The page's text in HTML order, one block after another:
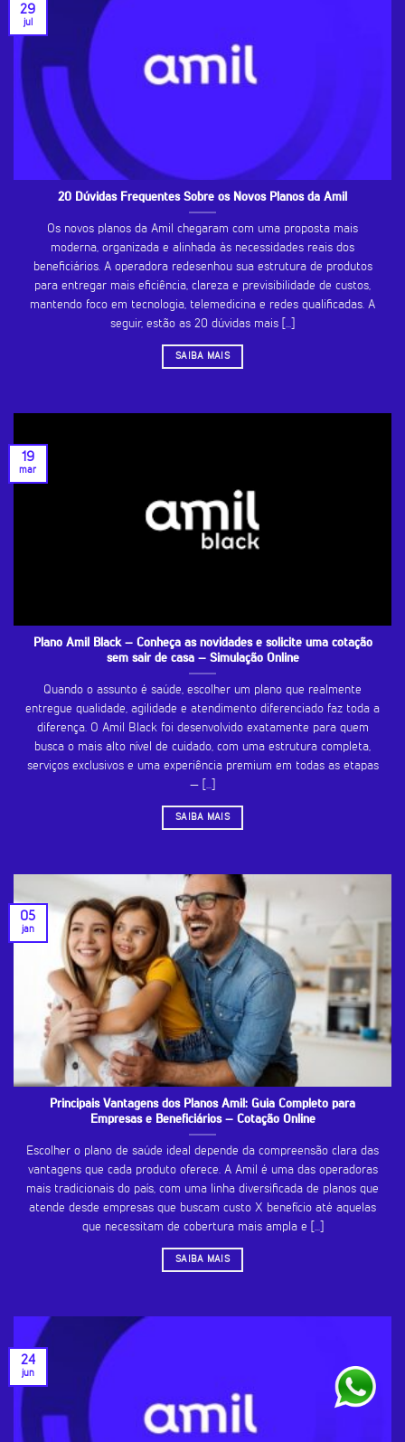
20 Dúvidas Frequentes Sobre os Novos Planos da Amil
Os novos planos da Amil chegaram com uma proposta mais
moderna, organizada e alinhada às necessidades reais dos
beneficiários. A operadora redesenhou sua estrutura de produtos
para entregar mais eficiência, clareza e previsibilidade de custos,
mantendo foco em tecnologia, telemedicina e redes qualificadas. A
seguir, estão as 20 dúvidas mais [...]
SAIBA MAIS
29
jul
Plano Amil Black – Conheça as novidades e solicite uma cotação
sem sair de casa – Simulação Online
Quando o assunto é saúde, escolher um plano que realmente
entregue qualidade, agilidade e atendimento diferenciado faz toda a
diferença. O Amil Black foi desenvolvido exatamente para quem
busca o mais alto nível de cuidado, com uma estrutura completa,
serviços exclusivos e uma experiência premium em todas as etapas
— [...]
SAIBA MAIS
19
mar
Principais Vantagens dos Planos Amil: Guia Completo para
Empresas e Beneficiários – Cotação Online
Escolher o plano de saúde ideal depende da compreensão clara das
vantagens que cada produto oferece. A Amil é uma das operadoras
mais tradicionais do país, com uma linha diversificada de planos que
atende desde empresas que buscam custo X benefício até aquelas
que necessitam de cobertura mais ampla e [...]
SAIBA MAIS
05
jan
24
jun